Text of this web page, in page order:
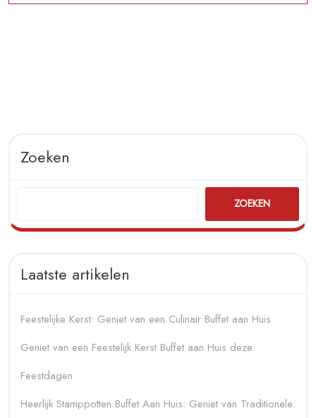
Zoeken
ZOEKEN
Laatste artikelen
Feestelijke Kerst: Geniet van een Culinair Buffet aan Huis
Geniet van een Feestelijk Kerst Buffet aan Huis deze
Feestdagen
Heerlijk Stamppotten Buffet Aan Huis: Geniet van Traditionele